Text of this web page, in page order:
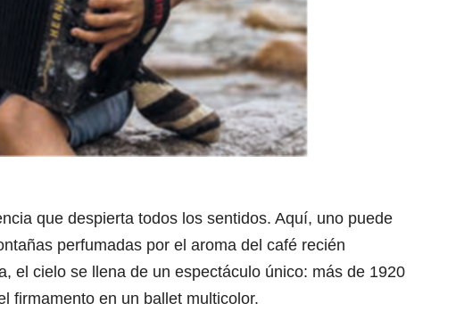
que despierta todos los sentidos. Aquí, uno puede
perfumadas por el aroma del café recién
el cielo se llena de un espectáculo único: más de 1920
firmamento en un ballet multicolor.